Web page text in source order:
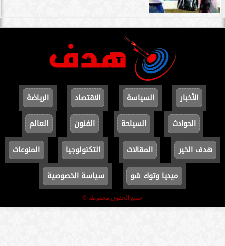
الأخبار السياسة الاقتصاد
الرياضة
الحوادث
السياحة الفنون
العالم
هدف الخير
المقالات التكنولوجيا
المنوعات
ميديا وتوك شو
سياسة الخصوصية
جميع الحقوق محفوظة ©